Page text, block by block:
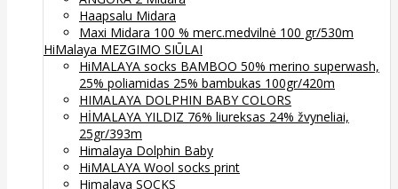
Haapsalu Midara
Maxi Midara 100 % merc.medvilnė 100 gr/530m
HiMalaya MEZGIMO SIŪLAI
HiMALAYA socks BAMBOO 50% merino superwash,
25% poliamidas 25% bambukas 100gr/420m
HIMALAYA DOLPHIN BABY COLORS
HİMALAYA YILDIZ 76% liureksas 24% žvyneliai,
25gr/393m
Himalaya Dolphin Baby
HiMALAYA Wool socks print
Himalaya SOCKS